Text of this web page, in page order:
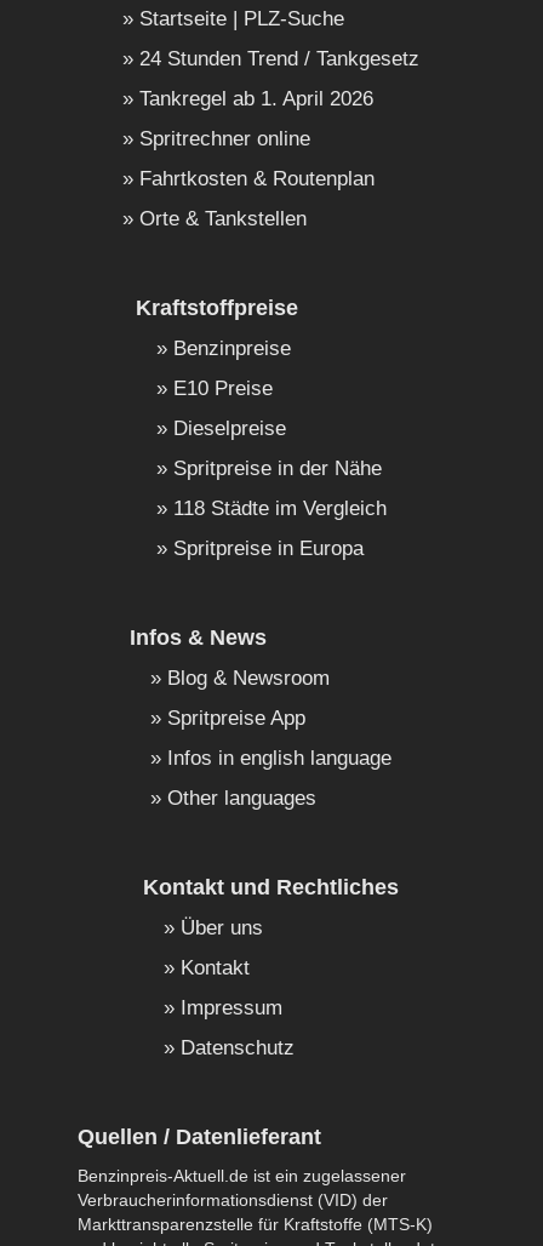
Startseite | PLZ-Suche
24 Stunden Trend / Tankgesetz
Tankregel ab 1. April 2026
Spritrechner online
Fahrtkosten & Routenplan
Orte & Tankstellen
Kraftstoffpreise
Benzinpreise
E10 Preise
Dieselpreise
Spritpreise in der Nähe
118 Städte im Vergleich
Spritpreise in Europa
Infos & News
Blog & Newsroom
Spritpreise App
Infos in english language
Other languages
Kontakt und Rechtliches
Über uns
Kontakt
Impressum
Datenschutz
Quellen / Datenlieferant
Benzinpreis-Aktuell.de ist ein zugelassener
Verbraucherinformationsdienst (VID) der
Markttransparenzstelle für Kraftstoffe (MTS-K)